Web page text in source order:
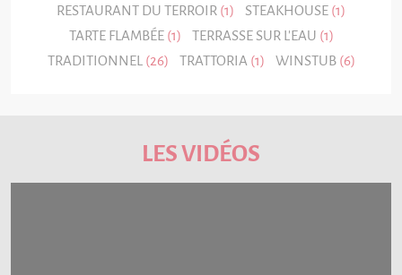
RESTAURANT DU TERROIR (1) STEAKHOUSE (1)
TARTE FLAMBÉE (1) TERRASSE SUR L'EAU (1)
TRADITIONNEL (26) TRATTORIA (1) WINSTUB (6)
LES VIDÉOS